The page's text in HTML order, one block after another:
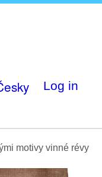
Log in
motivy vinné révy